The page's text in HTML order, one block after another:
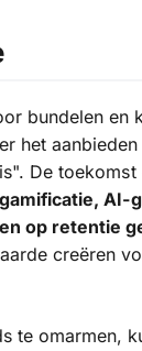
bundelen en
het
De toekomst
AI-
op retentie
creëren
te omarmen,